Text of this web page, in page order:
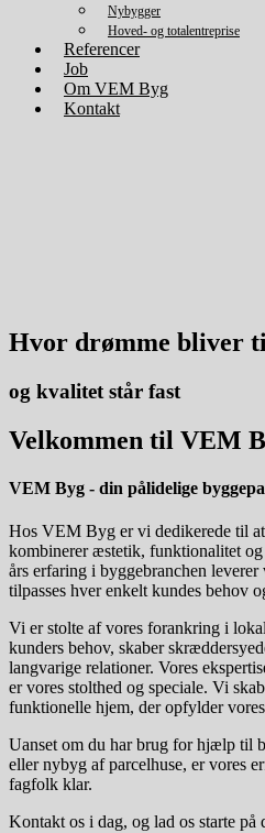
Nybygger
Hoved- og totalentreprise
Referencer
Job
Om VEM Byg
Kontakt
Hvor drømme bliver
og kvalitet står fast
Velkommen til VEM
VEM Byg - din pålidelige
Hos VEM Byg er vi dedikerede til
kombinerer æstetik, funktionalitet
års erfaring i byggebranchen
tilpasses hver enkelt kundes behov
Vi er stolte af vores forankring i
kunders behov, skaber
langvarige relationer. Vores
er vores stolthed og speciale. Vi
funktionelle hjem, der opfylder
Uanset om du har brug for hjælp til
eller nybyg af parcelhuse, er vores
fagfolk klar.
Kontakt os i dag, og lad os starte på